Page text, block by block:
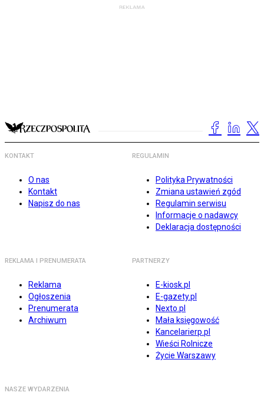
KONTAKT
O nas
Kontakt
Napisz do nas
REGULAMIN
Polityka Prywatności
Zmiana ustawień zgód
Regulamin serwisu
Informacje o nadawcy
Deklaracja dostępności
REKLAMA I PRENUMERATA
Reklama
Ogłoszenia
Prenumerata
Archiwum
PARTNERZY
E-kiosk.pl
E-gazety.pl
Nexto.pl
Mała księgowość
Kancelarierp.pl
Wieści Rolnicze
Życie Warszawy
NASZE WYDARZENIA